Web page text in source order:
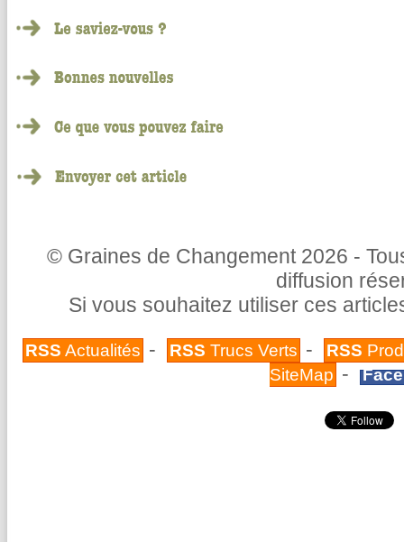
© Graines de Changement 2026 -
diffusion
Si vous souhaitez utiliser ces
RSS Actualités - RSS Trucs Verts - RSS
SiteMap -